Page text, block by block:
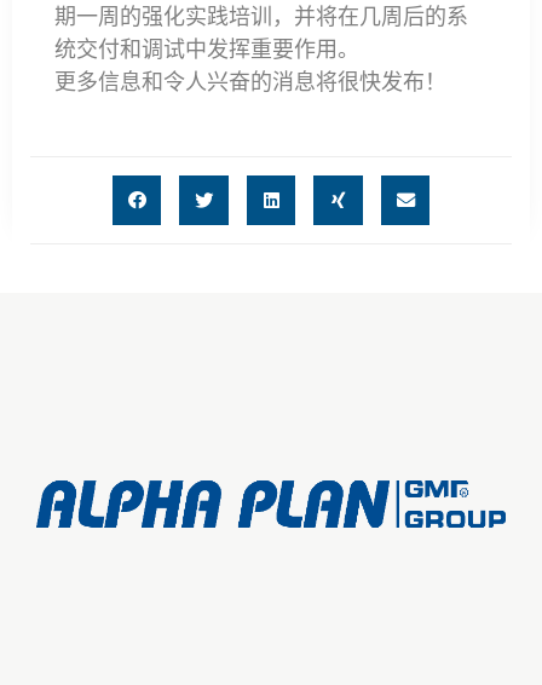
期一周的强化实践培训，并将在几周后的系
统交付和调试中发挥重要作用。
更多信息和令人兴奋的消息将很快发布！